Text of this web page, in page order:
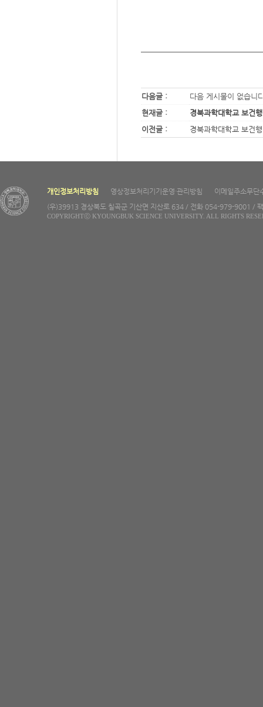
다음글 :
다음 게시물이 없습니
현재글 :
경북과학대학교 보건
이전글 :
경북과학대학교 보건
개인정보처리방침 영상정보처리기기운영·관리방침
이메일주소무단
(우)39913 경상북도 칠곡군 기산면 지산로 634 / 전화 054-979-9001 /
COPYRIGHTⓒ KYOUNGBUK SCIENCE UNIVERSITY. ALL RIGHTS